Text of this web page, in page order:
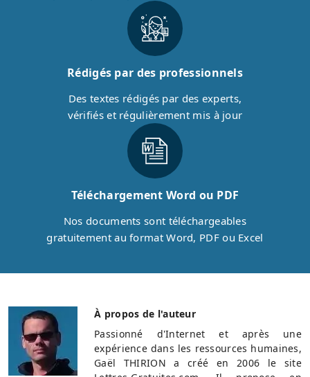
Rédigés par des professionnels
Des textes rédigés par des experts,
vérifiés et régulièrement mis à jour
Téléchargement Word ou PDF
Nos documents sont téléchargeables
gratuitement au format Word, PDF ou Excel
À propos de l'auteur
Passionné d'Internet et après une
expérience dans les ressources humaines,
Gaël THIRION a créé en 2006 le site